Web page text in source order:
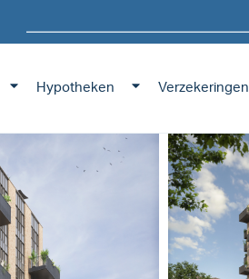
Hypotheken Verzekeringen